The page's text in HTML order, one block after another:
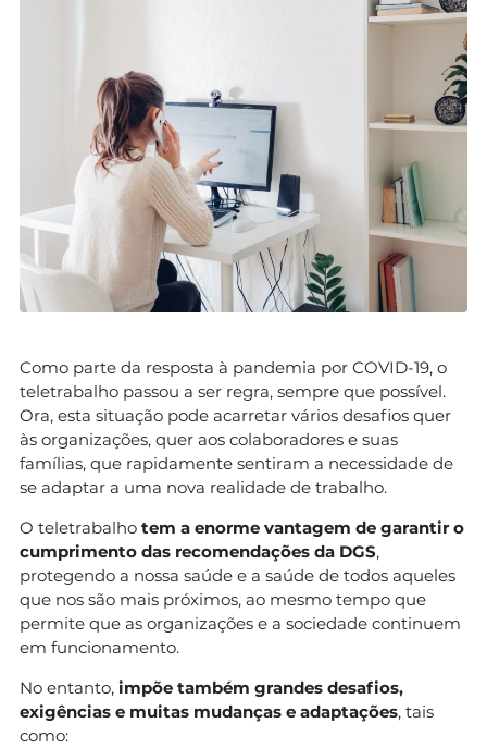
Como parte da resposta à pandemia por COVID-19, o
teletrabalho passou a ser regra, sempre que possível.
Ora, esta situação pode acarretar vários desafios quer
às organizações, quer aos colaboradores e suas
famílias, que rapidamente sentiram a necessidade de
se adaptar a uma nova realidade de trabalho.
O teletrabalho tem a enorme vantagem de garantir o
cumprimento das recomendações da DGS,
protegendo a nossa saúde e a saúde de todos aqueles
que nos são mais próximos, ao mesmo tempo que
permite que as organizações e a sociedade continuem
em funcionamento.
No entanto, impõe também grandes desafios,
exigências e muitas mudanças e adaptações, tais
como: